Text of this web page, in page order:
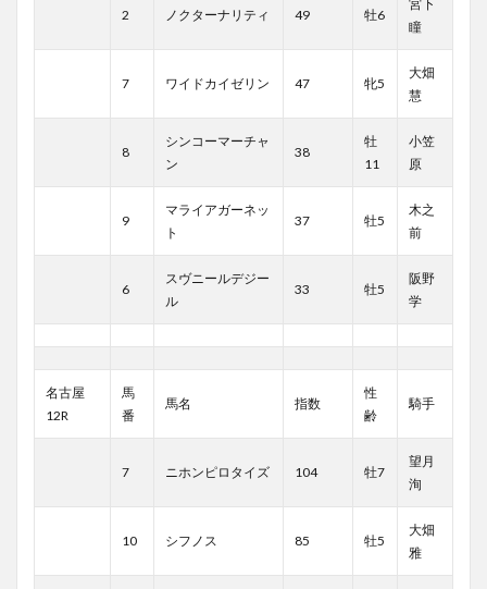
2 ノクターナリティ 49 牡6
宮下
瞳
7 ワイドカイゼリン 47 牝5
大畑
慧
8
シンコーマーチャ
ン
38
牡
11
小笠
原
9
マライアガーネッ
ト
37 牡5
木之
前
6
スヴニールデジー
ル
33 牡5
阪野
学
名古屋
12R
馬
番
馬名 指数
性
齢
騎手
7 ニホンピロタイズ 104 牡7
望月
洵
10 シフノス 85 牡5
大畑
雅